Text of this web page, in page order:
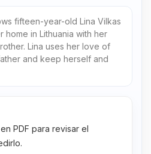
fifteen-year-old Lina Vilkas
home in Lithuania with her
Lina uses her love of
and keep herself and
PDF para revisar el